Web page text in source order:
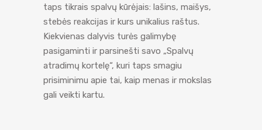
taps tikrais spalvų kūrėjais: lašins, maišys,
stebės reakcijas ir kurs unikalius raštus.
Kiekvienas dalyvis turės galimybę
pasigaminti ir parsinešti savo „Spalvų
atradimų kortelę“, kuri taps smagiu
prisiminimu apie tai, kaip menas ir mokslas
gali veikti kartu.